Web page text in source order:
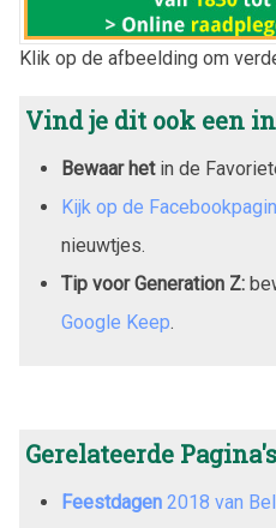
Klik op de afbeelding om
Vind je dit ook een
Bewaar hetin de
Kijk op de
nieuwtjes.
Tip voor Generation Z:
Google Keep.
Gerelateerde Pagina's
Feestdagen 2018 van